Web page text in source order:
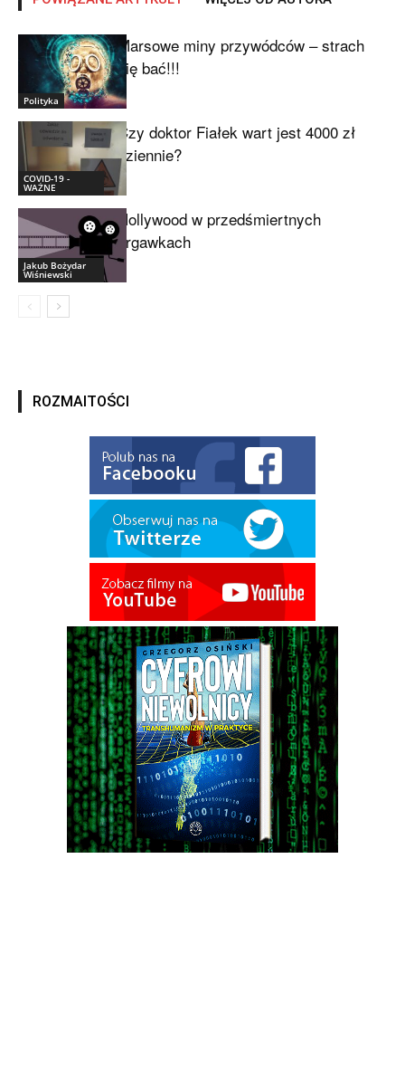
Polityka
Marsowe miny przywódców – strach
się bać!!!
COVID-19 -
WAŻNE
Czy doktor Fiałek wart jest 4000 zł
dziennie?
Jakub Bożydar
Wiśniewski
Hollywood w przedśmiertnych
drgawkach
ROZMAITOŚCI